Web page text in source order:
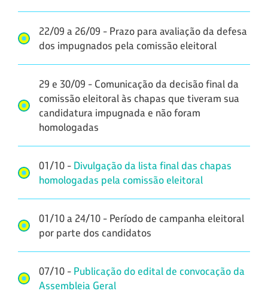
22/09 a 26/09 - Prazo para avaliação da defesa
dos impugnados pela comissão eleitoral
29 e 30/09 - Comunicação da decisão final da
comissão eleitoral às chapas que tiveram sua
candidatura impugnada e não foram
homologadas
01/10 - Divulgação da lista final das chapas
homologadas pela comissão eleitoral
01/10 a 24/10 - Período de campanha eleitoral
por parte dos candidatos
07/10 - Publicação do edital de convocação da
Assembleia Geral